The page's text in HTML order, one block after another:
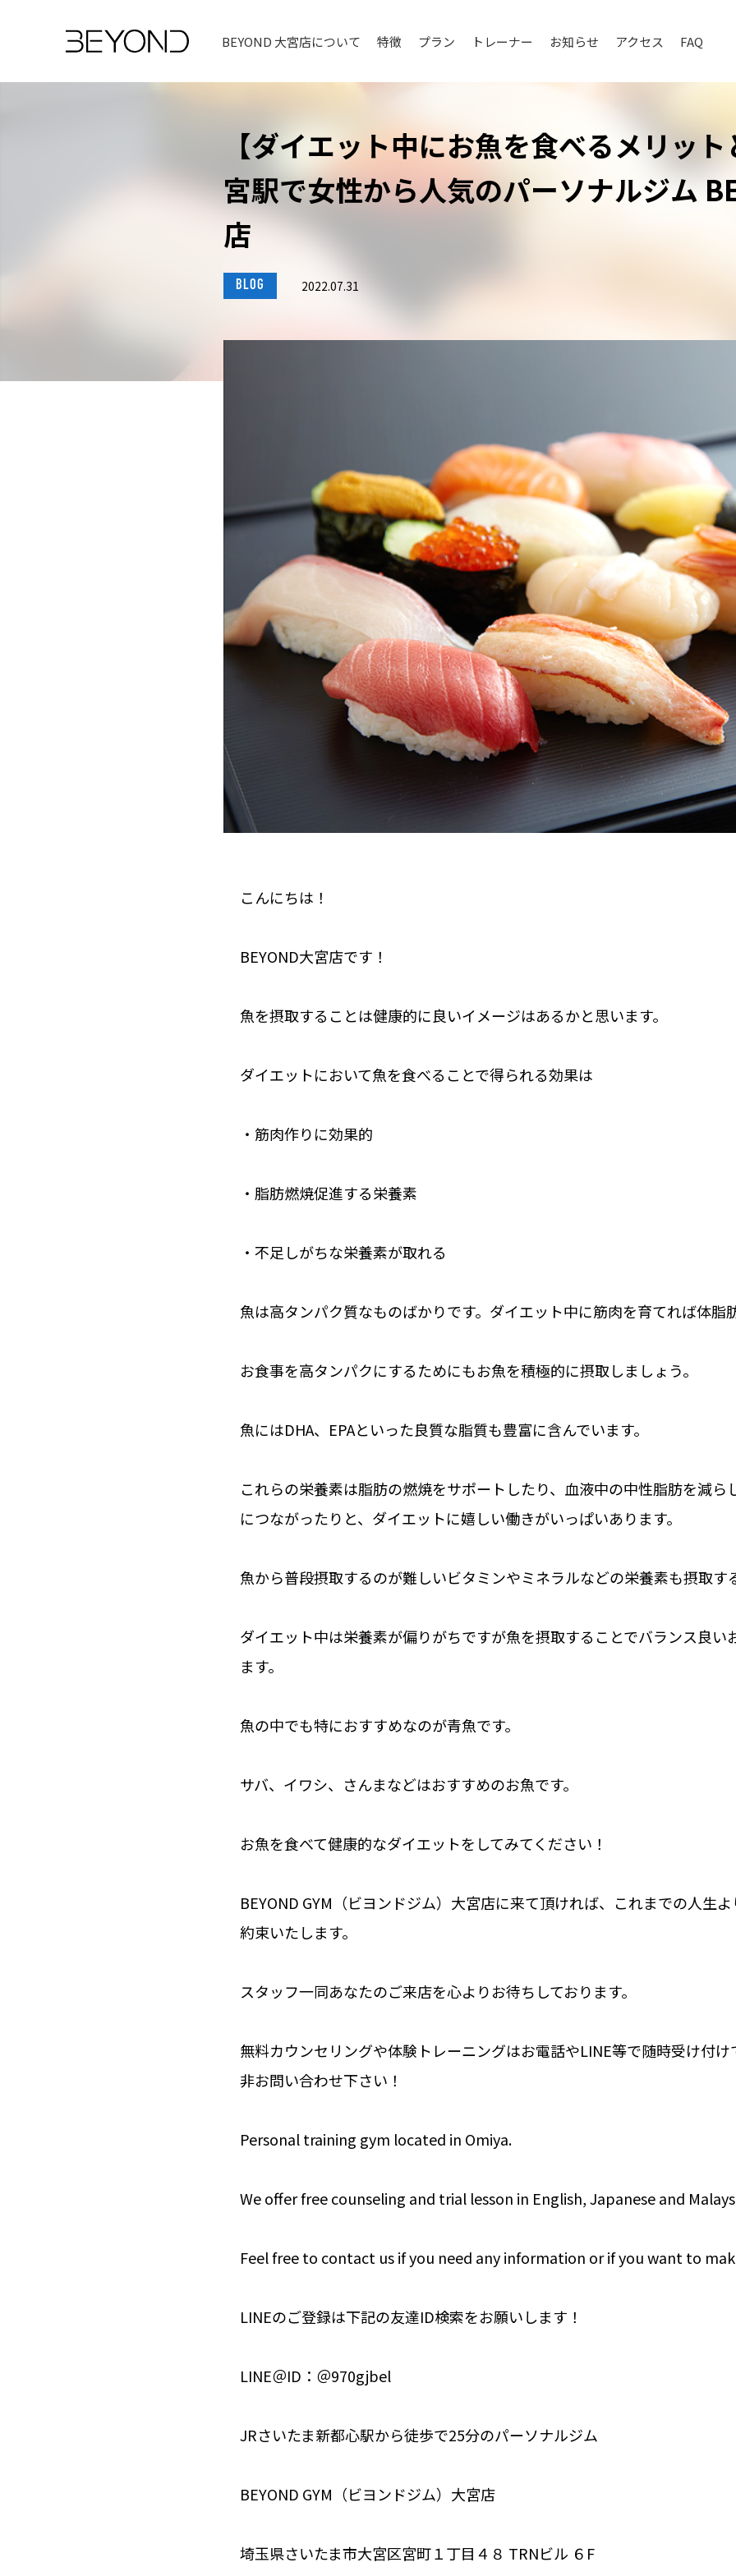
BEYOND 大宮店について 特徴 プラン トレーナー お知らせ アクセス FAQ
【ダイエット中にお魚を食べるメリッ
宮駅で女性から人気のパーソナルジム
店
BLOG 2022.07.31
こんにちは！
BEYOND大宮店です！
魚を摂取することは健康的に良いイメージはあるかと思います。
ダイエットにおいて魚を食べることで得られる効果は
・筋肉作りに効果的
・脂肪燃焼促進する栄養素
・不足しがちな栄養素が取れる
魚は高タンパク質なものばかりです。ダイエット中に筋肉を育てれば体脂
お食事を高タンパクにするためにもお魚を積極的に摂取しましょう。
魚にはDHA、EPAといった良質な脂質も豊富に含んでいます。
これらの栄養素は脂肪の燃焼をサポートしたり、血液中の中性脂肪を減ら
につながったりと、ダイエットに嬉しい働きがいっぱいあります。
魚から普段摂取するのが難しいビタミンやミネラルなどの栄養素も摂取す
ダイエット中は栄養素が偏りがちですが魚を摂取することでバランス良い
ます。
魚の中でも特におすすめなのが青魚です。
サバ、イワシ、さんまなどはおすすめのお魚です。
お魚を食べて健康的なダイエットをしてみてください！
BEYOND GYM（ビヨンドジム）大宮店に来て頂ければ、これまでの人生
約束いたします。
スタッフ一同あなたのご来店を心よりお待ちしております。
無料カウンセリングや体験トレーニングはお電話やLINE等で随時受け付け
非お問い合わせ下さい！
Personal training gym located in Omiya.
We offer free counseling and trial lesson in English, Japanese and
Feel free to contact us if you need any information or if you want to
LINEのご登録は下記の友達ID検索をお願いします！
LINE＠ID：＠970gjbel
JRさいたま新都心駅から徒歩で25分のパーソナルジム
BEYOND GYM（ビヨンドジム）大宮店
埼玉県さいたま市大宮区宮町１丁目４８ TRNビル ６F